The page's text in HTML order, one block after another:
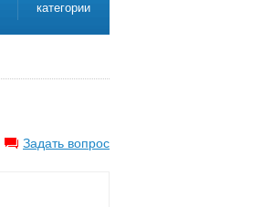
категории
Задать вопрос